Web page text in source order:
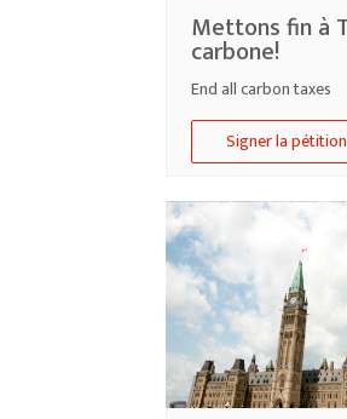
Mettons fin à
carbone!
End all carbon taxes
Signer la pétition